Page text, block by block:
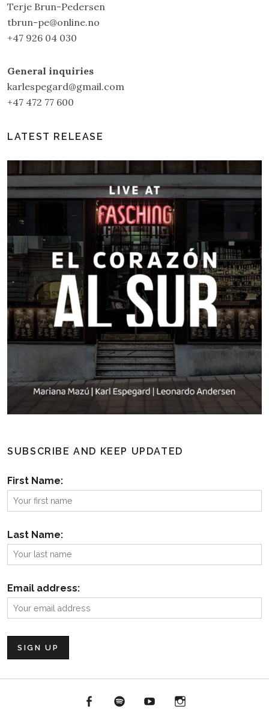
Terje Brun-Pedersen
tbrun-pe@online.no
+47 926 04 030
General inquiries
karlespegard@gmail.com
+47 472 77 600
LATEST RELEASE
SUBSCRIBE AND KEEP UPDATED
First Name:
Last Name:
Email address:
FacebookSpotify YouTube